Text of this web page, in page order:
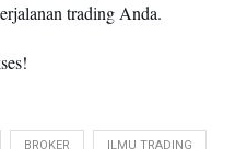
trading Anda.
BROKER ILMU TRADING